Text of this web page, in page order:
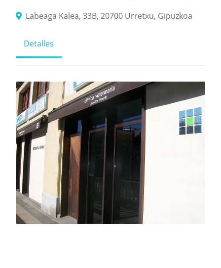
Labeaga Kalea, 33B, 20700 Urretxu, Gipuzkoa
Detalles